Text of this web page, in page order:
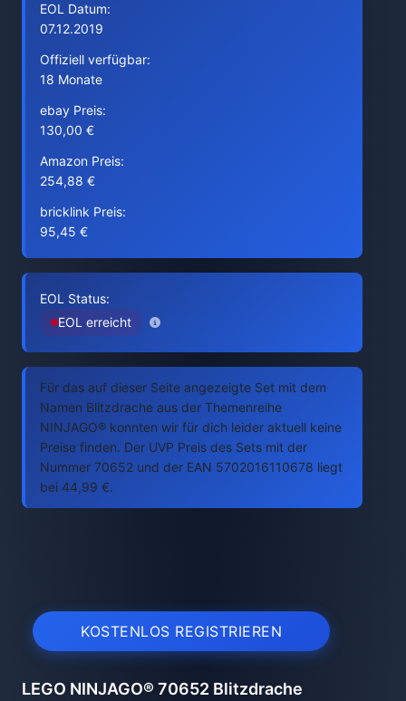
EOL Datum:
07.12.2019
Offiziell verfügbar:
18 Monate
ebay Preis:
130,00 €
Amazon Preis:
254,88 €
bricklink Preis:
95,45 €
EOL Status:
EOL erreicht
Für das auf dieser Seite angezeigte Set mit dem
Namen Blitzdrache aus der Themenreihe
NINJAGO® konnten wir für dich leider aktuell keine
Preise finden. Der UVP Preis des Sets mit der
Nummer 70652 und der EAN 5702016110678 liegt
bei 44,99 €.
KOSTENLOS REGISTRIEREN
LEGO NINJAGO® 70652 Blitzdrache